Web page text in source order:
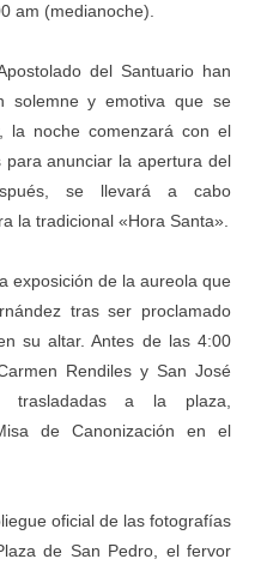
am (medianoche).
del Santuario han
solemne y emotiva que se
la noche comenzará con el
anunciar la apertura del
se llevará a cabo
la tradicional «Hora Santa».
exposición de la aureola que
tras ser proclamado
su altar. Antes de las 4:00
Rendiles y San José
trasladadas a la plaza,
de Canonización en el
oficial de las fotografías
de San Pedro, el fervor